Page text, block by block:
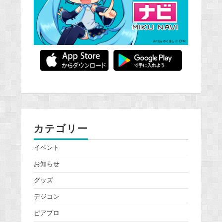
カテゴリー
イベント
お知らせ
グッズ
デジコン
ピアプロ